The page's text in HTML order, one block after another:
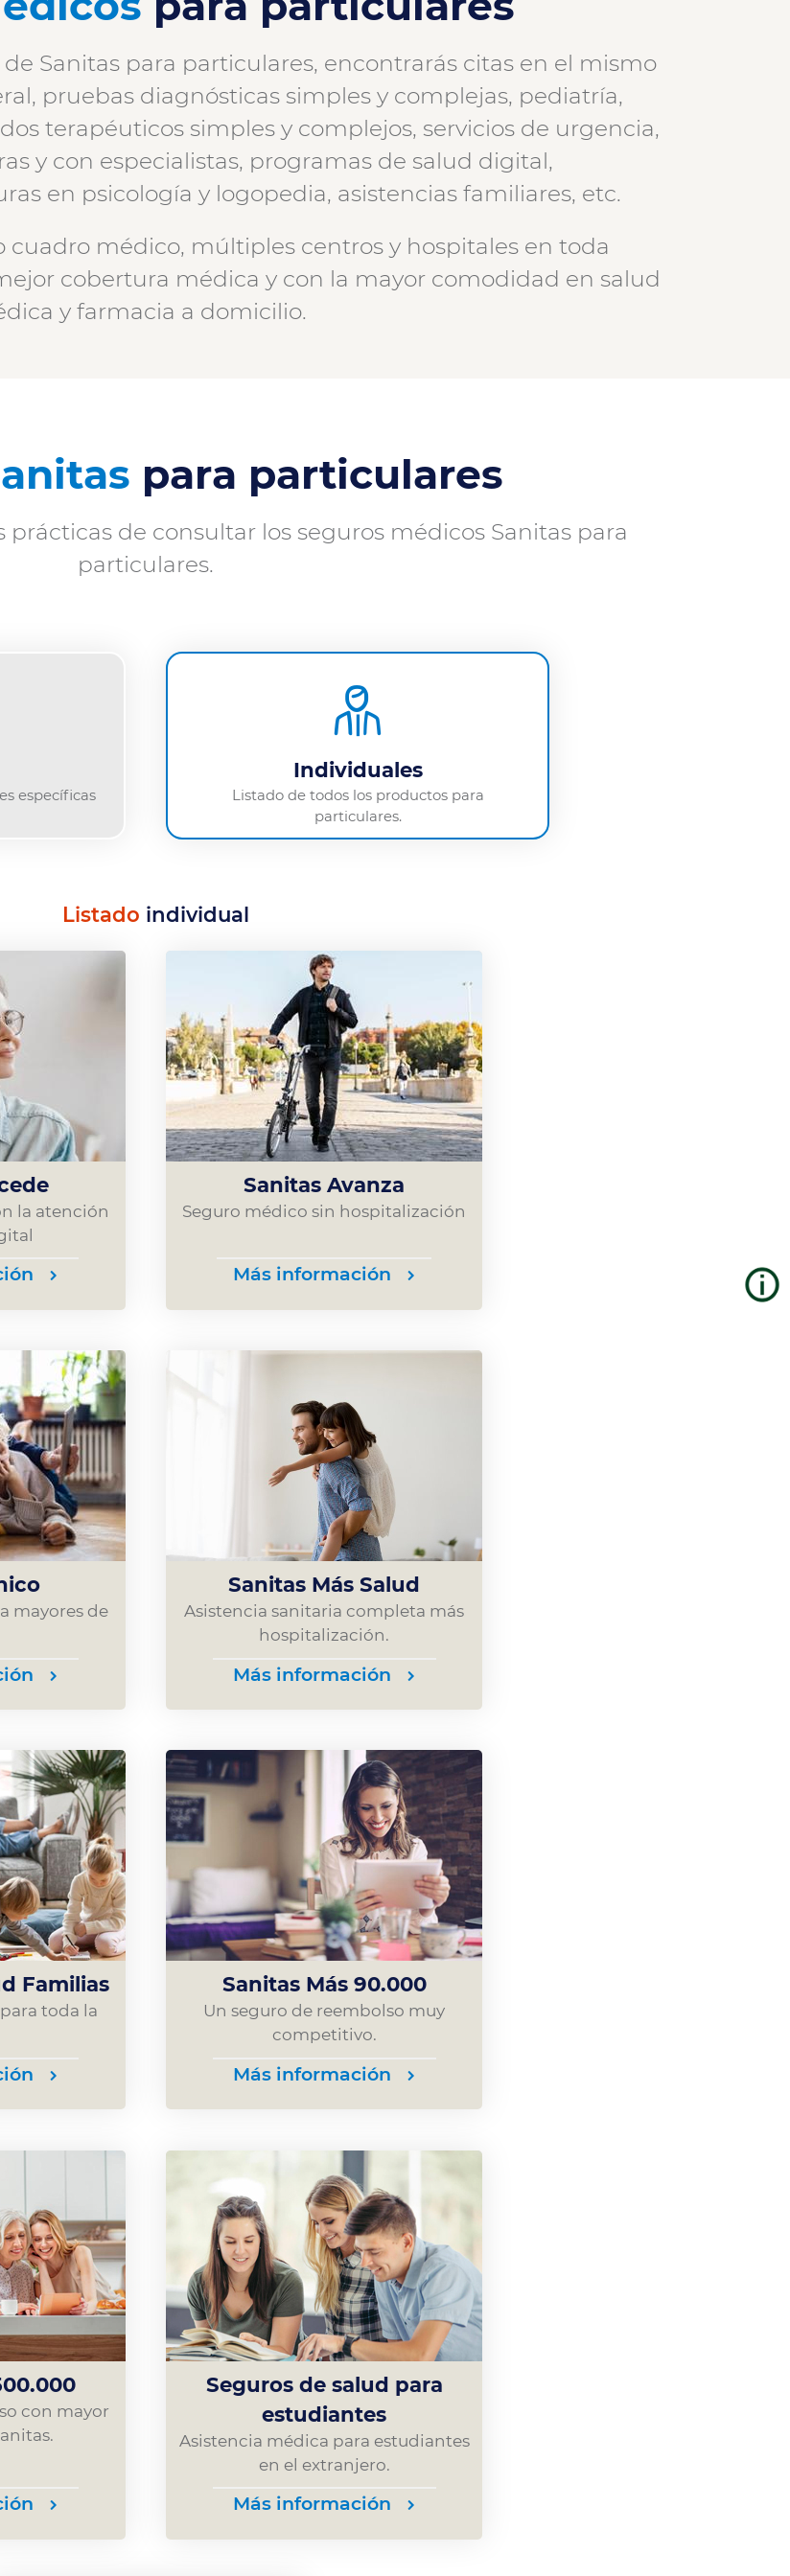
Sanitas para particulares, encontrarás citas en el mismo
pruebas diagnósticas simples y complejas, pediatría,
terapéuticos simples y complejos, servicios de urgencia,
y con especialistas, programas de salud digital,
en psicología y logopedia, asistencias familiares, etc.
cuadro médico, múltiples centros y hospitales en toda
cobertura médica y con la mayor comodidad en salud
y farmacia a domicilio.
para particulares
de consultar los seguros médicos Sanitas para
particulares.
específicas
Individuales
Listado de todos los productos para
particulares.
Listado individual
la atención
Sanitas Avanza
Seguro médico sin hospitalización
Más información
mayores de
Sanitas Más Salud
Asistencia sanitaria completa más
hospitalización.
Más información
Familias
toda la
Sanitas Más 90.000
Un seguro de reembolso muy
competitivo.
Más información
con mayor
Seguros de salud para
estudiantes
Asistencia médica para estudiantes
en el extranjero.
Más información